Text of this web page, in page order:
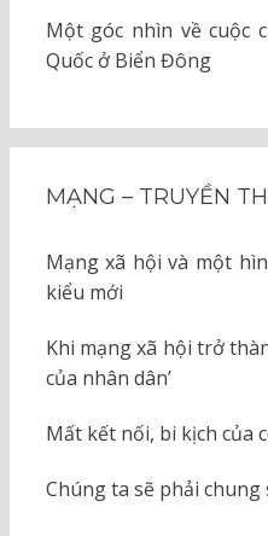
Một góc nhìn về cuộc
Quốc ở Biển Đông
MẠNG – TRUYỀN
Mạng xã hội và một
kiểu mới
Khi mạng xã hội trở
của nhân dân’
Mất kết nối, bi kịch của
Chúng ta sẽ phải